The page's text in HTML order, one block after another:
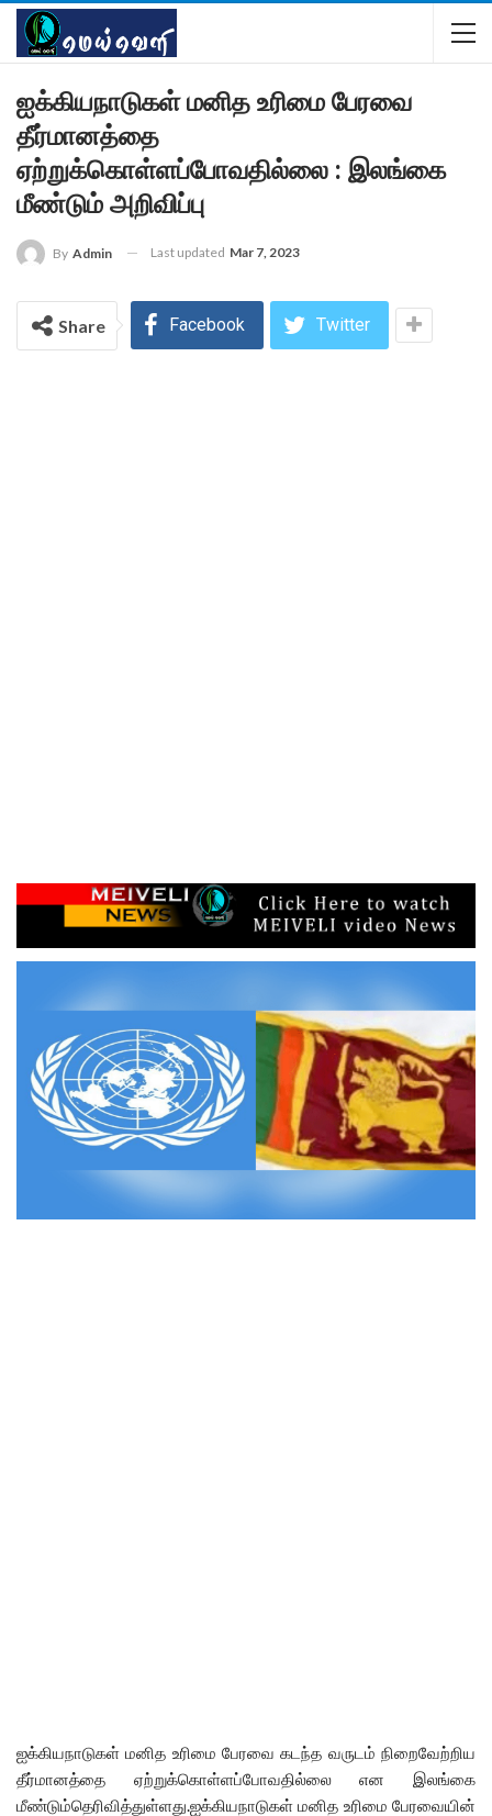
ஐக்கியநாடுகள் மனித உரிமை பேரவை
தீர்மானத்தை
ஏற்றுக்கொள்ளப்போவதில்லை : இலங்கை
மீண்டும் அறிவிப்பு
By Admin Last updated Mar 7, 2023
Share Facebook Twitter
ஐக்கியநாடுகள் மனித உரிமை பேரவை கடந்த வருடம் நிறைவேற்றிய
தீர்மானத்தை ஏற்றுக்கொள்ளப்போவதில்லை என இலங்கை
மீண்டும்தெரிவித்துள்ளது.ஐக்கியநாடுகள் மனித உரிமை பேரவையின்